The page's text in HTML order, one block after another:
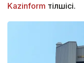
Kazinform тілшісі.